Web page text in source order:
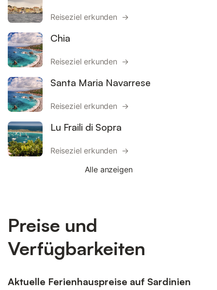
Reiseziel erkunden →
Chia
Reiseziel erkunden →
Santa Maria Navarrese
Reiseziel erkunden →
Lu Fraili di Sopra
Reiseziel erkunden →
Alle anzeigen
Preise und
Verfügbarkeiten
Aktuelle Ferienhauspreise auf Sardinien